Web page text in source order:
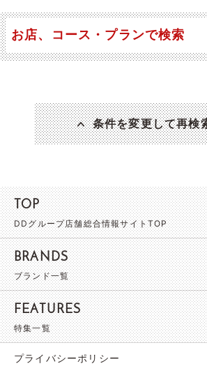
お店、コース・プランで検索
条件を変更して再検
TOP
DDグループ店舗総合情報サイトTOP
BRANDS
ブランド一覧
FEATURES
特集一覧
プライバシーポリシー